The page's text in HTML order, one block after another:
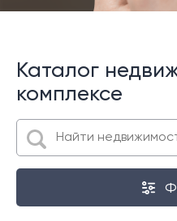
Каталог
комплексе